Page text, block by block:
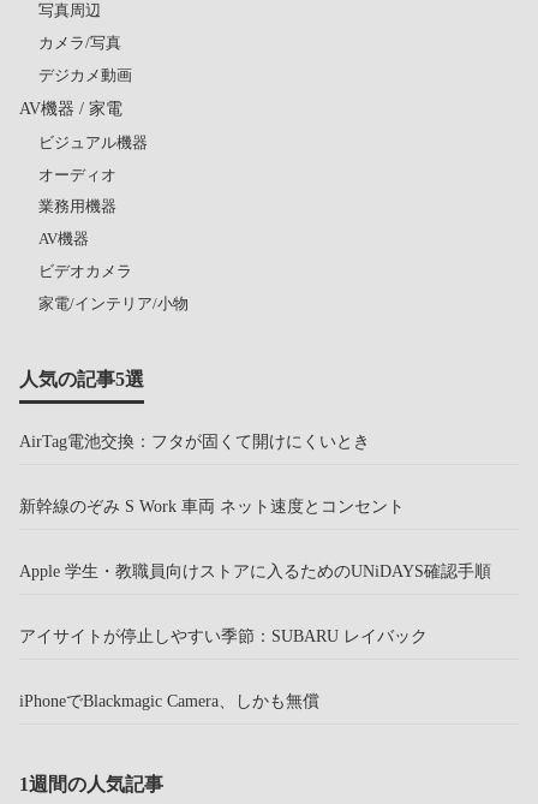
写真周辺
カメラ/写真
デジカメ動画
AV機器 / 家電
ビジュアル機器
オーディオ
業務用機器
AV機器
ビデオカメラ
家電/インテリア/小物
人気の記事5選
AirTag電池交換：フタが固くて開けにくいとき
新幹線のぞみ S Work 車両 ネット速度とコンセント
Apple 学生・教職員向けストアに入るためのUNiDAYS確認手順
アイサイトが停止しやすい季節：SUBARU レイバック
iPhoneでBlackmagic Camera、しかも無償
1週間の人気記事